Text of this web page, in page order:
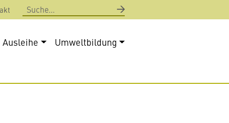
Suche
Ausleihe Umweltbildung